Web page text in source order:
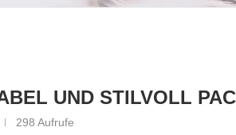
UND STILVOLL
298 Aufrufe